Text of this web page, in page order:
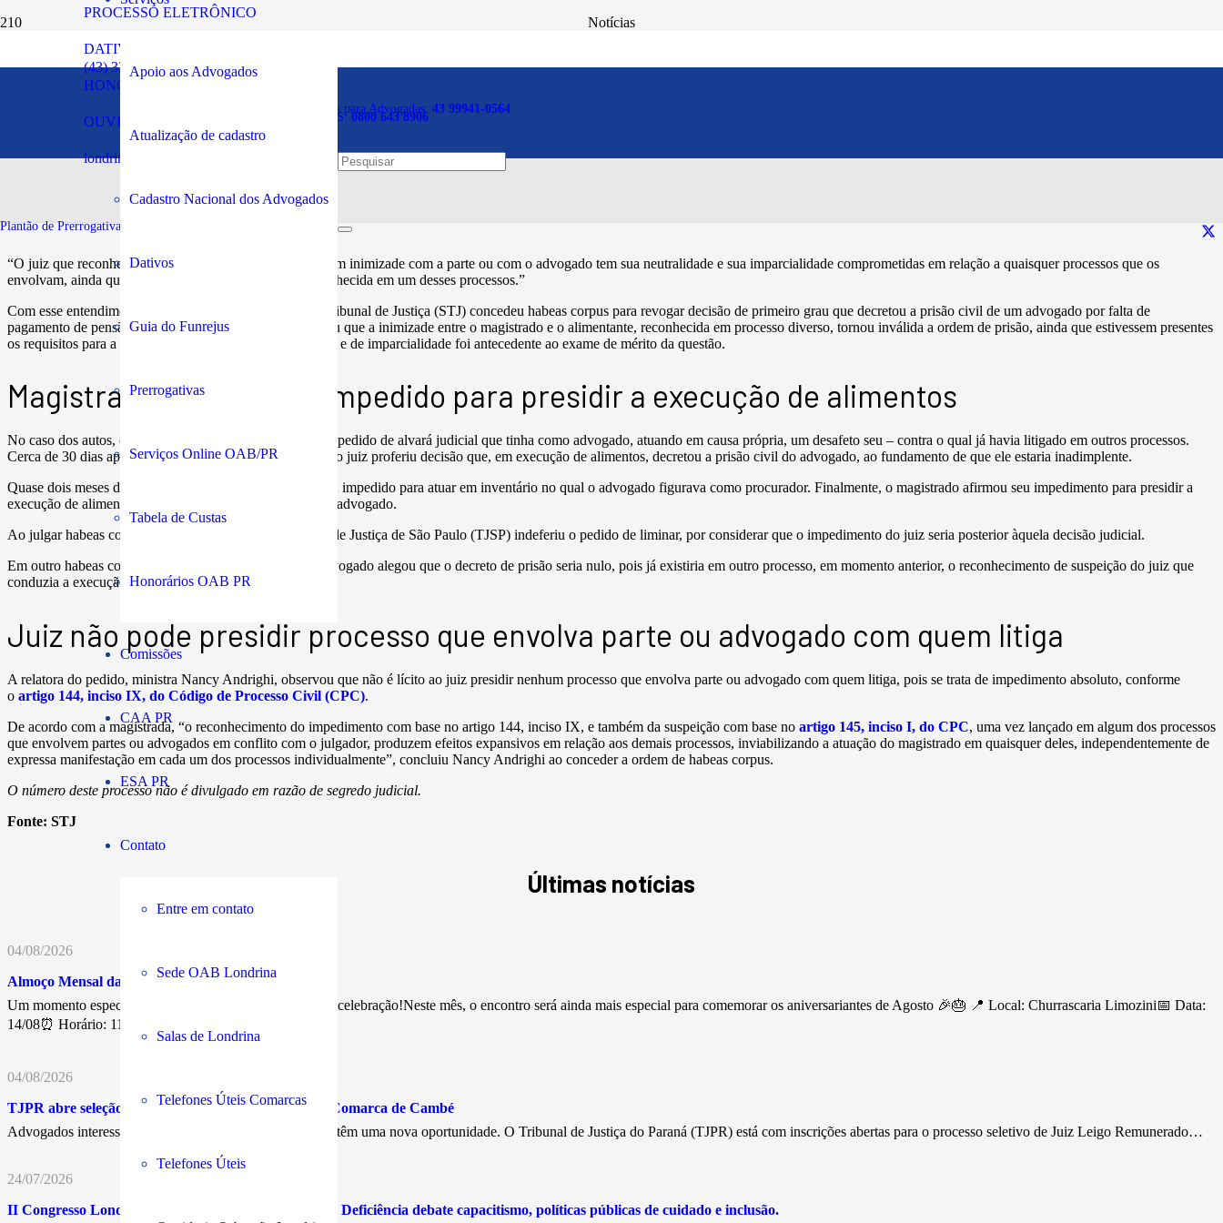
PROCESSO ELETRÔNICO
DATIVOS
HONORÁRIOS
OUVIDORIA
(43) 3294-5900
londrina@oabpr.org.br
Plantão de Prerrogativas para Advogadas: 43 99941-0564
SOS PRERROGATIVAS: 0800 643 8906
Apoio aos Advogados
Atualização de cadastro
Cadastro Nacional dos Advogados
Dativos
Guia do Funrejus
Prerrogativas
Serviços Online OAB/PR
Tabela de Custas
Honorários OAB PR
Comissões
CAA PR
ESA PR
Contato
Entre em contato
Sede OAB Londrina
Salas de Londrina
Telefones Úteis Comarcas
Telefones Úteis
Plantão de Prerrogativas da Subseção:
Notícias
Reconhecimento de suspeição pelo juiz atinge todos os processos que
envolvam o mesmo desafeto
“O juiz que reconheceu sua suspeição com fundamento em inimizade com a parte ou com o advogado tem sua neutralidade e sua imparcialidade comprometidas em relação a quaisquer processos que os
envolvam, ainda que a suspeição apenas tenha sido reconhecida em um desses processos.”
Com esse entendimento, a Terceira Turma do Superior Tribunal de Justiça (STJ) concedeu habeas corpus para revogar decisão de primeiro grau que decretou a prisão civil de um advogado por falta de
pagamento de pensão alimentícia. O colegiado considerou que a inimizade entre o magistrado e o alimentante, reconhecida em processo diverso, tornou inválida a ordem de prisão, ainda que estivessem presentes
os requisitos para a medida, pois a quebra de neutralidade e de imparcialidade foi antecedente ao exame de mérito da questão.
Magistrado se declarou impedido para presidir a execução de alimentos
No caso dos autos, o juiz se declarou suspeito para julgar pedido de alvará judicial que tinha como advogado, atuando em causa própria, um desafeto seu – contra o qual já havia litigado em outros processos.
Cerca de 30 dias após a declaração de suspeição, o mesmo juiz proferiu decisão que, em execução de alimentos, decretou a prisão civil do advogado, ao fundamento de que ele estaria inadimplente.
Quase dois meses depois dessa decisão, o juiz se declarou impedido para atuar em inventário no qual o advogado figurava como procurador. Finalmente, o magistrado afirmou seu impedimento para presidir a
execução de alimentos na qual fora decretada a prisão do advogado.
Ao julgar habeas corpus contra a prisão civil, o Tribunal de Justiça de São Paulo (TJSP) indeferiu o pedido de liminar, por considerar que o impedimento do juiz seria posterior àquela decisão judicial.
Em outro habeas corpus, dirigido dessa vez ao STJ, o advogado alegou que o decreto de prisão seria nulo, pois já existiria em outro processo, em momento anterior, o reconhecimento de suspeição do juiz que
conduzia a execução de alimentos.
Juiz não pode presidir processo que envolva parte ou advogado com quem litiga
A relatora do pedido, ministra Nancy Andrighi, observou que não é lícito ao juiz presidir nenhum processo que envolva parte ou advogado com quem litiga, pois se trata de impedimento absoluto, conforme
o artigo 144, inciso IX, do Código de Processo Civil (CPC).
De acordo com a magistrada, “o reconhecimento do impedimento com base no artigo 144, inciso IX, e também da suspeição com base no artigo 145, inciso I, do CPC, uma vez lançado em algum dos processos
que envolvem partes ou advogados em conflito com o julgador, produzem efeitos expansivos em relação aos demais processos, inviabilizando a atuação do magistrado em quaisquer deles, independentemente de
expressa manifestação em cada um dos processos individualmente”, concluiu Nancy Andrighi ao conceder a ordem de habeas corpus.
O número deste processo não é divulgado em razão de segredo judicial.
Fonte: STJ
Últimas notícias
04/08/2026
Almoço Mensal da Advocacia
Um momento especial de confraternização, networking e celebração!Neste mês, o encontro será ainda mais especial para comemorar os aniversariantes de Agosto 🎉🎂 📍 Local: Churrascaria Limozini📅 Data:
14/08⏰ Horário: 11h30💰…
04/08/2026
TJPR abre seleção para Juiz Leigo Remunerado na Comarca de Cambé
Advogados interessados em atuar nos Juizados Especiais têm uma nova oportunidade. O Tribunal de Justiça do Paraná (TJPR) está com inscrições abertas para o processo seletivo de Juiz Leigo Remunerado…
24/07/2026
II Congresso Londrinense dos Direitos da Pessoa com Deficiência debate capacitismo, políticas públicas de cuidado e inclusão.